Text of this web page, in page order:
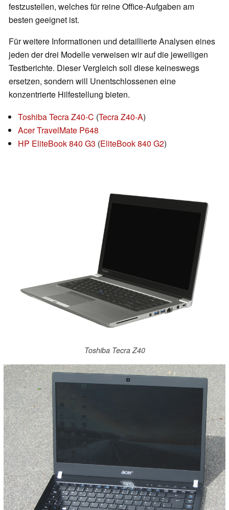
festzustellen, welches für reine Office-Aufgaben am
besten geeignet ist.
Für weitere Informationen und detaillierte Analysen eines
jeden der drei Modelle verweisen wir auf die jeweiligen
Testberichte. Dieser Vergleich soll diese keineswegs
ersetzen, sondern will Unentschlossenen eine
konzentrierte Hilfestellung bieten.
Toshiba Tecra Z40-C (Tecra Z40-A)
Acer TravelMate P648
HP EliteBook 840 G3 (EliteBook 840 G2)
Toshiba Tecra Z40